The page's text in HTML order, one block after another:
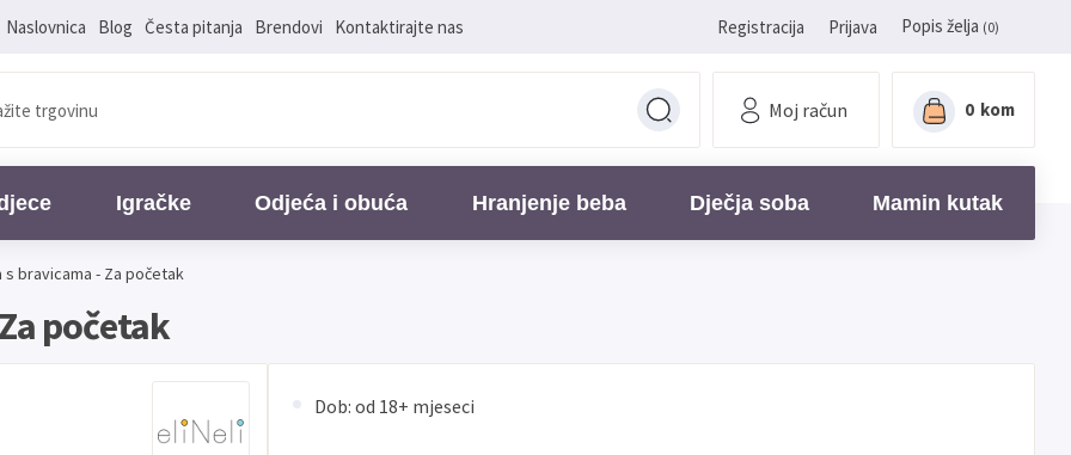
Naslovnica Blog Česta pitanja Brendovi Kontaktirajte nas Registracija Prijava Popis želja (0)
Moj račun 0 kom
Igračke Odjeća i obuća Hranjenje beba Dječja soba Mamin kutak
bravicama - Za početak
početak
Dob: od 18+ mjeseci